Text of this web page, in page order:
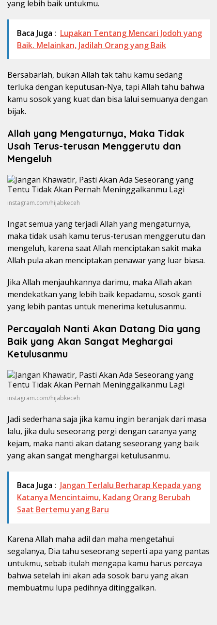
yang lebih baik untukmu.
Baca Juga : Lupakan Tentang Mencari Jodoh yang
Baik. Melainkan, Jadilah Orang yang Baik
Bersabarlah, bukan Allah tak tahu kamu sedang
terluka dengan keputusan-Nya, tapi Allah tahu bahwa
kamu sosok yang kuat dan bisa lalui semuanya dengan
bijak.
Allah yang Mengaturnya, Maka Tidak
Usah Terus-terusan Menggerutu dan
Mengeluh
instagram.com/hijabkeceh
Ingat semua yang terjadi Allah yang mengaturnya,
maka tidak usah kamu terus-terusan menggerutu dan
mengeluh, karena saat Allah menciptakan sakit maka
Allah pula akan menciptakan penawar yang luar biasa.
Jika Allah menjauhkannya darimu, maka Allah akan
mendekatkan yang lebih baik kepadamu, sosok ganti
yang lebih pantas untuk menerima ketulusanmu.
Percayalah Nanti Akan Datang Dia yang
Baik yang Akan Sangat Meghargai
Ketulusanmu
instagram.com/hijabkeceh
Jadi sederhana saja jika kamu ingin beranjak dari masa
lalu, jika dulu seseorang pergi dengan caranya yang
kejam, maka nanti akan datang seseorang yang baik
yang akan sangat menghargai ketulusanmu.
Baca Juga : Jangan Terlalu Berharap Kepada yang
Katanya Mencintaimu, Kadang Orang Berubah
Saat Bertemu yang Baru
Karena Allah maha adil dan maha mengetahui
segalanya, Dia tahu seseorang seperti apa yang pantas
untukmu, sebab itulah mengapa kamu harus percaya
bahwa setelah ini akan ada sosok baru yang akan
membuatmu lupa pedihnya ditinggalkan.